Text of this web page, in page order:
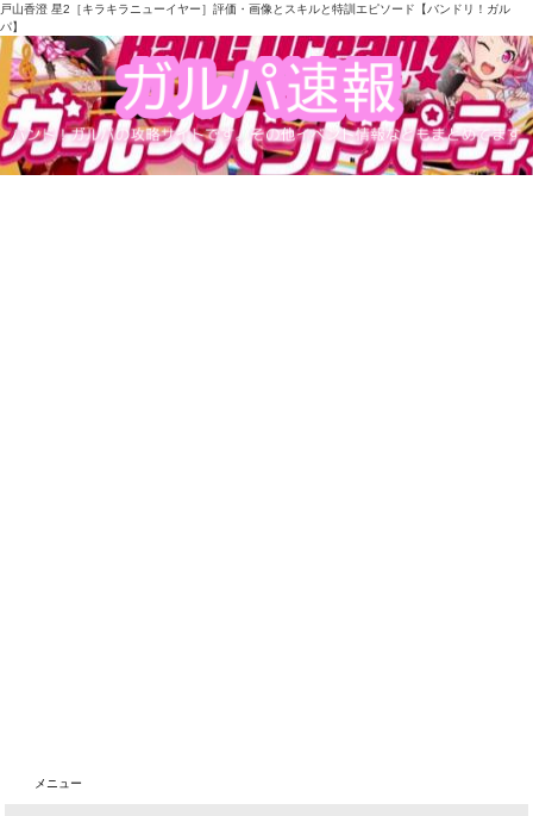
戸山香澄 星2［キラキラニューイヤー］評価・画像とスキルと特訓エピソード【バンドリ！ガル
パ】
メニュー